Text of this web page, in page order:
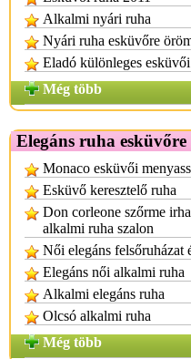
Alkalmi nyári ruha
Nyári ruha esküvőre
Eladó különleges
Még több
Elegáns ruha esküvőre
Monaco esküvői
Esküvő keresztelő ruha
Don corleone szőrme
alkalmi ruha szalon
Női elegáns felsőruházat
Elegáns női alkalmi ruha
Alkalmi elegáns ruha
Olcsó alkalmi ruha
Még több